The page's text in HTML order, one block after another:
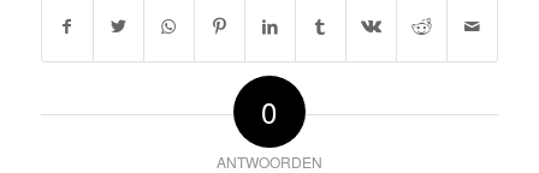
0
ANTWOORDEN